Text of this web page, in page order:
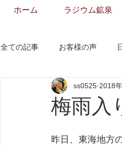
ホーム ラジウム鉱泉
全ての記事 お客様の声
当温泉について お知ら
梅雨入
ss0525 2018
昨日、東海地方